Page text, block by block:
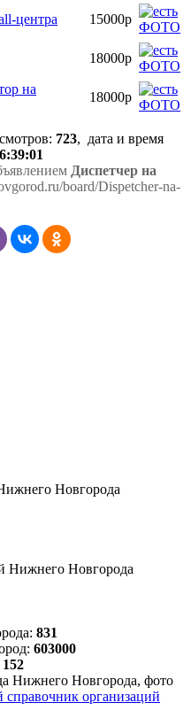
центра 15000р
18000р
на
18000р
: 723, дата и время
Диспетчер на
board/Dispetcher-na-
Новгорода
Нижнего Новгорода
831
603000
152
справочник организаций